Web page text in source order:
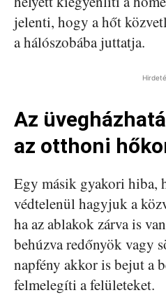
jelenti, hogy a hőt
a hálószobába juttatja.
Az
az otthoni
Egy másik gyakori hiba,
védtelenül hagyjuk a
ha az ablakok zárva is
behúzva redőnyök vagy
napfény akkor is bejut a
felmelegíti a felületeket.